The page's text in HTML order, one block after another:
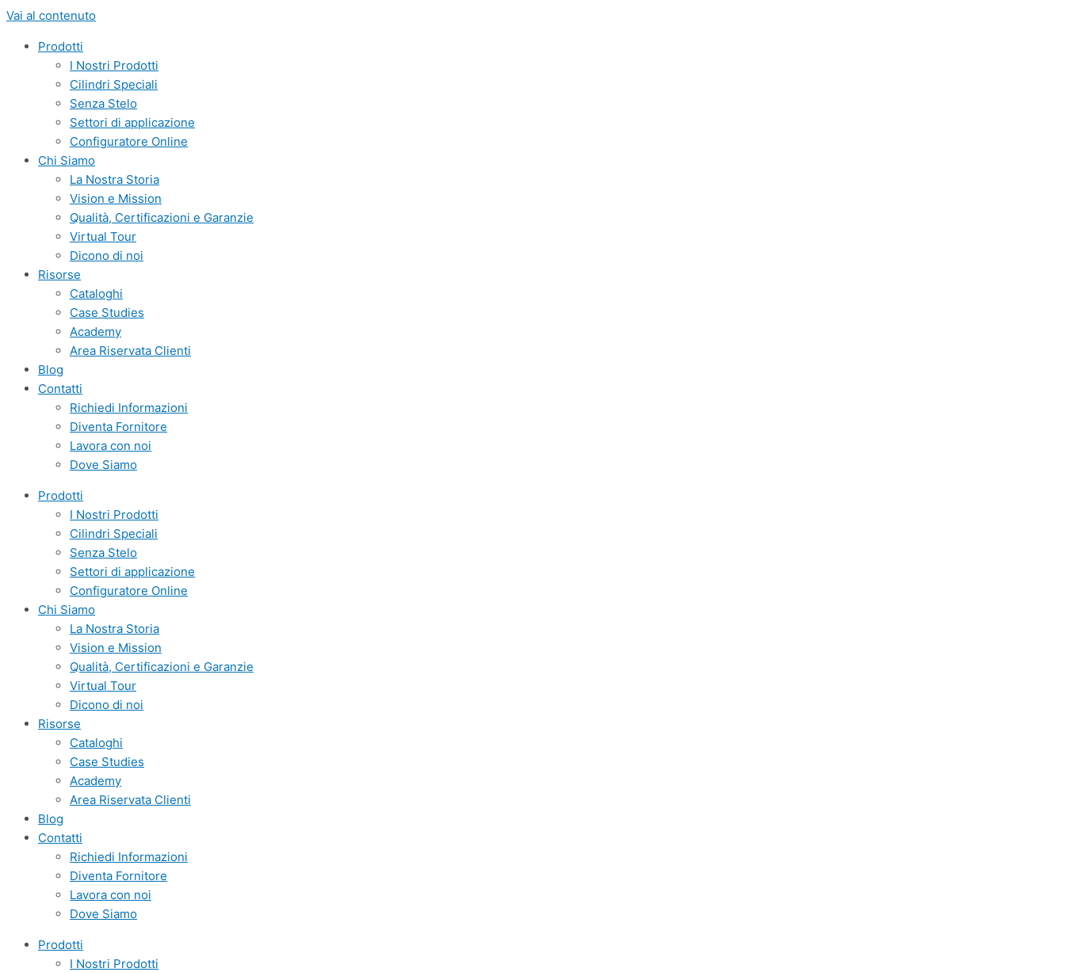
Vai al contenuto
Prodotti
I Nostri Prodotti
Cilindri Speciali
Senza Stelo
Settori di applicazione
Configuratore Online
Chi Siamo
La Nostra Storia
Vision e Mission
Qualità, Certificazioni e Garanzie
Virtual Tour
Dicono di noi
Risorse
Cataloghi
Case Studies
Academy
Area Riservata Clienti
Blog
Contatti
Richiedi Informazioni
Diventa Fornitore
Lavora con noi
Dove Siamo
Prodotti
I Nostri Prodotti
Cilindri Speciali
Senza Stelo
Settori di applicazione
Configuratore Online
Chi Siamo
La Nostra Storia
Vision e Mission
Qualità, Certificazioni e Garanzie
Virtual Tour
Dicono di noi
Risorse
Cataloghi
Case Studies
Academy
Area Riservata Clienti
Blog
Contatti
Richiedi Informazioni
Diventa Fornitore
Lavora con noi
Dove Siamo
Prodotti
I Nostri Prodotti